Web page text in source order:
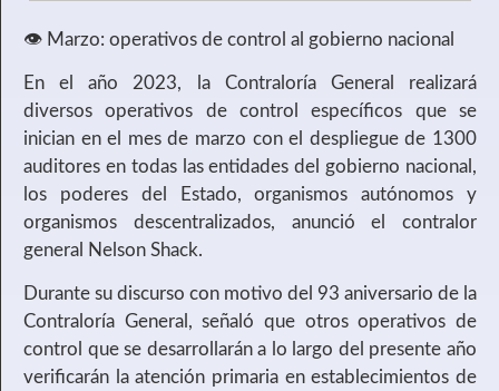
👁️ Marzo: operativos de control al gobierno nacional
En el año 2023, la Contraloría General realizará
diversos operativos de control específicos que se
inician en el mes de marzo con el despliegue de 1300
auditores en todas las entidades del gobierno nacional,
los poderes del Estado, organismos autónomos y
organismos descentralizados, anunció el contralor
general Nelson Shack.
Durante su discurso con motivo del 93 aniversario de la
Contraloría General, señaló que otros operativos de
control que se desarrollarán a lo largo del presente año
verificarán la atención primaria en establecimientos de